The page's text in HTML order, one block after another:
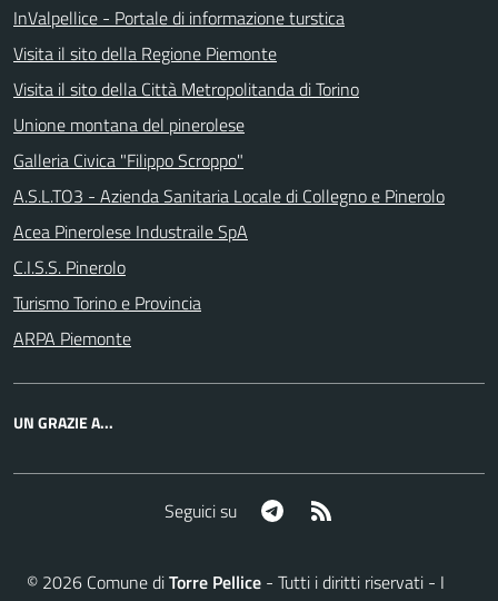
InValpellice - Portale di informazione turstica
Visita il sito della Regione Piemonte
Visita il sito della Città Metropolitanda di Torino
Unione montana del pinerolese
Galleria Civica "Filippo Scroppo"
A.S.L.TO3 - Azienda Sanitaria Locale di Collegno e Pinerolo
Acea Pinerolese Industraile SpA
C.I.S.S. Pinerolo
Turismo Torino e Provincia
ARPA Piemonte
UN GRAZIE A...
Seguici su Telegram
© 2026 Comune diTorre Pellice - Tutti i diritti riservati - I